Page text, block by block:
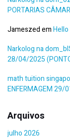
PORTARIAS
Jameszedem
Narkolog na
28/04/2025
math tuition
ENFERMAGEM 29/
Arquivos
julho 2026